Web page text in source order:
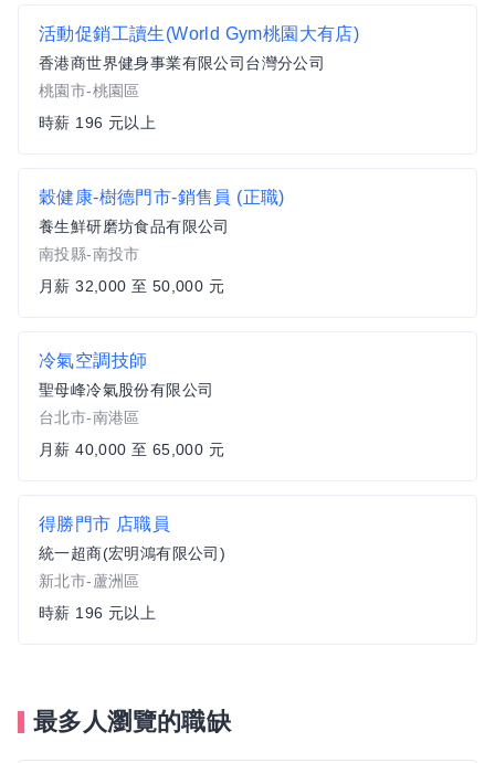
活動促銷工讀生(World Gym桃園大有店)
香港商世界健身事業有限公司台灣分公司
桃園市-桃園區
時薪 196 元以上
穀健康-樹德門市-銷售員 (正職)
養生鮮研磨坊食品有限公司
南投縣-南投市
月薪 32,000 至 50,000 元
冷氣空調技師
聖母峰冷氣股份有限公司
台北市-南港區
月薪 40,000 至 65,000 元
得勝門市 店職員
統一超商(宏明鴻有限公司)
新北市-蘆洲區
時薪 196 元以上
最多人瀏覽的職缺